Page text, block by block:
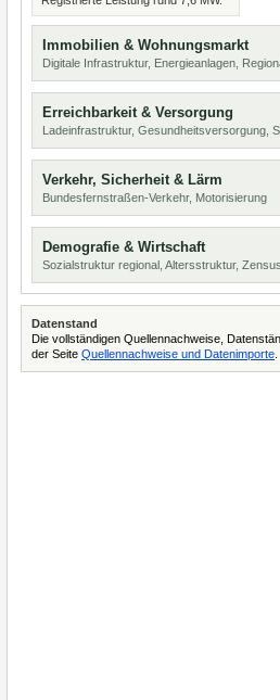
Immobilien & Wohnungsmarkt
Digitale Infrastruktur, Energieanlagen,
Erreichbarkeit & Versorgung
Ladeinfrastruktur, Gesundheitsversorgung,
Verkehr, Sicherheit & Lärm
Bundesfernstraßen-Verkehr, Motorisierung
Demografie & Wirtschaft
Sozialstruktur regional, Altersstruktur,
Datenstand
Die vollständigen Quellennachweise,
der Seite Quellennachweise und Datenimporte